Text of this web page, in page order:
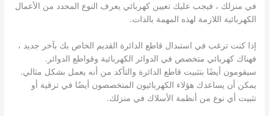
في منزلك ، فيجب عليك تعيين كهربائي يعرف النوع المحدد من الأعمال
الكهربائية اللازمة لهذه المهمة بالذات.
إذا كنت ترغب في استبدال قاطع الدائرة القديم الخاص بك بآخر جديد ،
فهناك كهربائي متخصص في الدوائر الكهربائية وقواطع الدوائر.
سيقومون أيضًا بتثبيت قاطع الدائرة والتأكد من أنه يعمل بشكل مثالي.
يمكن أن يساعدك هؤلاء الكهربائيون المتخصصون أيضًا في ترقية أو
تثبيت أي نوع من أنظمة الأسلاك في منزلك.